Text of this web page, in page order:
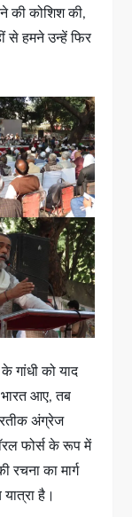
की कोशिश की,
से हमने उन्हें फिर
के गांधी को याद
भारत आए, तब
अंग्रेज
फोर्स के रूप में
रचना का मार्ग
है।